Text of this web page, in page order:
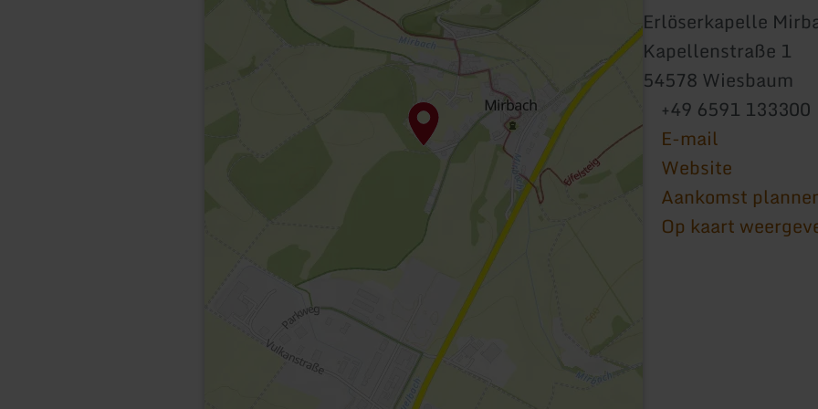
Erlöserkapelle
Kapellenstraße 1
54578 Wiesbaum
+49 6591 133300
E-mail
Website
Aankomst
Op kaart